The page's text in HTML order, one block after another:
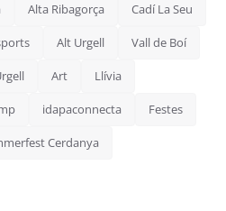
Alta Ribagorça Cadí La Seu
Alt Urgell Vall de Boí
Art Llívia
idapaconnecta Festes
Cerdanya